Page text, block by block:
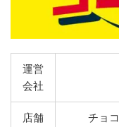
運営
会社
店舗
チョ